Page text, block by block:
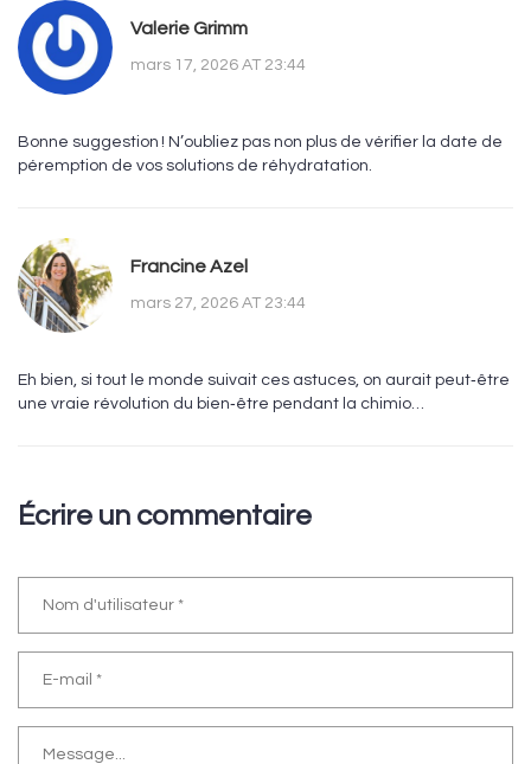
Valerie Grimm
mars 17, 2026 AT 23:44
Bonne suggestion ! N’oubliez pas non plus de vérifier la date de
péremption de vos solutions de réhydratation.
Francine Azel
mars 27, 2026 AT 23:44
Eh bien, si tout le monde suivait ces astuces, on aurait peut‑être
une vraie révolution du bien‑être pendant la chimio…
Écrire un commentaire